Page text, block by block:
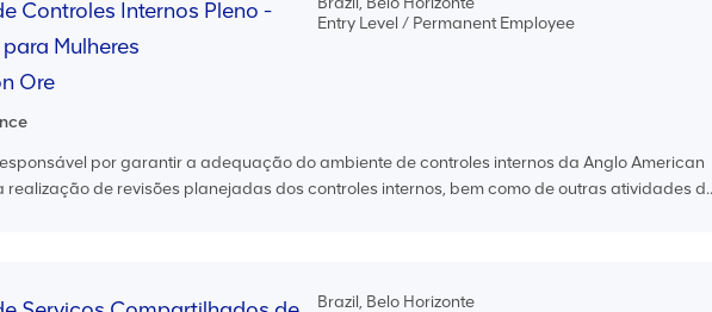
Controles Internos Pleno -
Mulheres
Ore
Entry Level / Permanent Employee
por garantir a adequação do ambiente de controles internos da Anglo American
realização de revisões planejadas dos controles internos, bem como de outras atividades
Brazil, Belo Horizonte